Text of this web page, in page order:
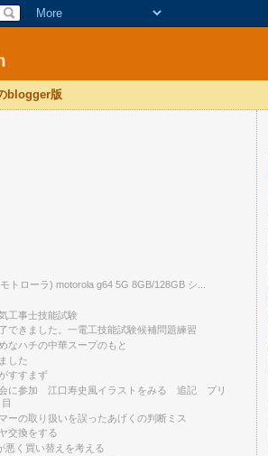
blogger版
トローラ) motorola g64 5G 8GB/128GB シ...
工事士技能試験
できました。一電工技能試験候補問題練習
なハチの中華スープのもと
した
すすまず
会に参加 江口寿史風イラストをみる 追記 プリ
ーの取り扱いを誤ったあげくの判断ミス
交換をする
悪く買い替えを考える